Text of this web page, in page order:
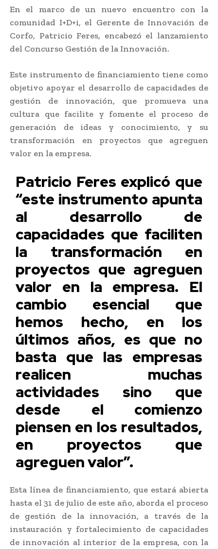
En el marco de un nuevo encuentro con la
comunidad I+D+i, el Gerente de Innovación de
Corfo, Patricio Feres, encabezó el lanzamiento
del Concurso Gestión de la Innovación.
Este instrumento de financiamiento tiene como
objetivo apoyar el desarrollo de capacidades de
gestión de innovación, que promueva una
cultura que facilite y fomente el proceso de
generación de ideas y conocimiento, y su
transformación en proyectos que agreguen
valor en la empresa.
Patricio Feres explicó que
“este instrumento apunta
al desarrollo de
capacidades que faciliten
la transformación en
proyectos que agreguen
valor en la empresa. El
cambio esencial que
hemos hecho, en los
últimos años, es que no
basta que las empresas
realicen muchas
actividades sino que
desde el comienzo
piensen en los resultados,
en proyectos que
agreguen valor”.
Esta línea de financiamiento, que estará abierta
hasta el 31 de julio de este año, aborda el proceso
de gestión de la innovación, a través de la
instauración y fortalecimiento de capacidades
de innovación al interior de la empresa, con la